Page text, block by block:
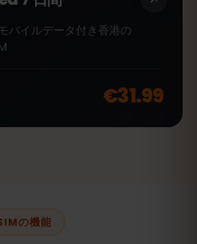
バイルデータ付き香港の
€31.99
の機能